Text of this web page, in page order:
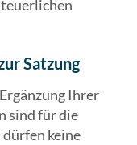
Satzung
Ihrer
sind für die
keine